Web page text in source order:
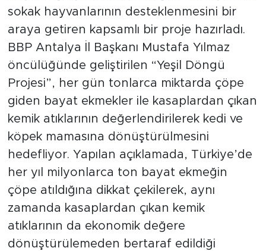
sokak hayvanlarının desteklenmesini bir
araya getiren kapsamlı bir proje hazırladı.
BBP Antalya İl Başkanı Mustafa Yılmaz
öncülüğünde geliştirilen “Yeşil Döngü
Projesi”, her gün tonlarca miktarda çöpe
giden bayat ekmekler ile kasaplardan çıkan
kemik atıklarının değerlendirilerek kedi ve
köpek mamasına dönüştürülmesini
hedefliyor. Yapılan açıklamada, Türkiye’de
her yıl milyonlarca ton bayat ekmeğin
çöpe atıldığına dikkat çekilerek, aynı
zamanda kasaplardan çıkan kemik
atıklarının da ekonomik değere
dönüştürülemeden bertaraf edildiği